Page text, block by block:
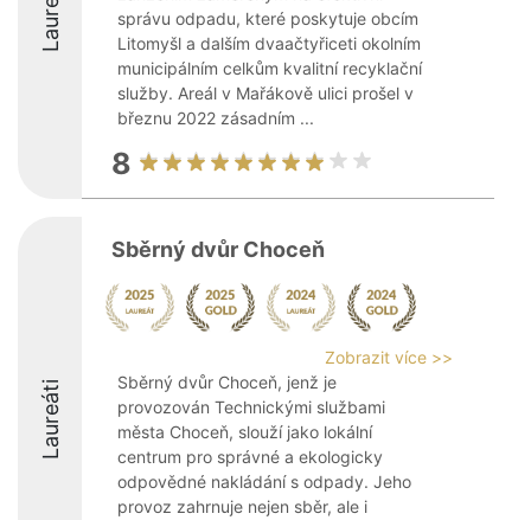
správu odpadu, které poskytuje obcím
Litomyšl a dalším dvaačtyřiceti okolním
municipálním celkům kvalitní recyklační
služby. Areál v Mařákově ulici prošel v
březnu 2022 zásadním ...
8
Laureáti
Sběrný dvůr Choceň
Zobrazit více >>
Sběrný dvůr Choceň, jenž je
provozován Technickými službami
města Choceň, slouží jako lokální
centrum pro správné a ekologicky
odpovědné nakládání s odpady. Jeho
provoz zahrnuje nejen sběr, ale i